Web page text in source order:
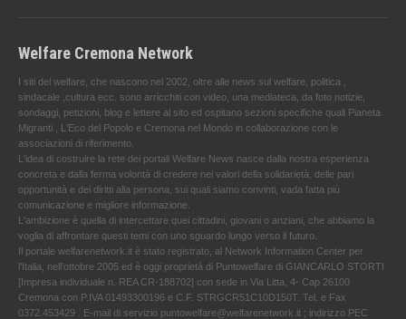
Welfare Cremona Network
I siti del welfare, che nascono nel 2002, oltre alle news sul welfare, politica ,
sindacale ,cultura ecc. sono arricchiti con video, una mediateca, da foto notizie,
sondaggi, petizioni, blog e lettere al sito ed ospitano sezioni specifiche quali Pianeta
Migranti , L'Eco del Popolo e Cremona nel Mondo in collaborazione con le
associazioni di riferimento.
L'idea di costruire la rete dei portali Welfare News nasce dalla nostra esperienza
concreta e dalla ferma volontà di credere nei valori della solidarietà, delle pari
opportunità e dei diritti alla persona, sui quali siamo convinti, vada fatta più
comunicazione e migliore informazione.
L'ambizione è quella di intercettare quei cittadini, giovani o anziani, che abbiamo la
voglia di affrontare questi temi con uno sguardo lungo verso il futuro.
Il portale welfarenetwork.it è stato registrato, al Network Information Center per
l'Italia, nell’ottobre 2005 ed è oggi proprietà di Puntowelfare di GIANCARLO STORTI
[Impresa individuale n. REA CR-188702] con sede in Via Litta, 4- Cap 26100
Cremona con P.IVA 01493300196 e C.F. STRGCR51C10D150T. Tel. e Fax
0372.453429 . E-mail di servizio puntowelfare@welfarenetwork.it ; indirizzo PEC